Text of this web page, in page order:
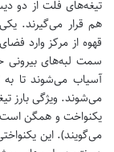
تیغه‌های فلت از دو
هم قرار می‌گیرند.
قهوه از مرکز وارد
سمت لبه‌های بیرونی
آسیاب می‌شوند تا به
می‌شوند. ویژگی بارز
می‌گویند). این